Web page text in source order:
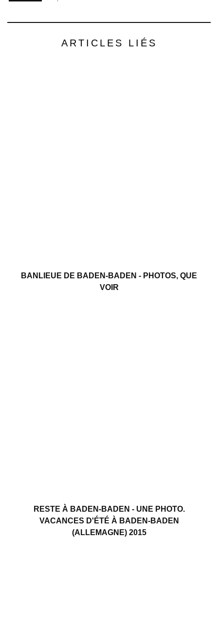
ARTICLES LIÉS
BANLIEUE DE BADEN-BADEN - PHOTOS, QUE
VOIR
RESTE À BADEN-BADEN - UNE PHOTO.
VACANCES D'ÉTÉ À BADEN-BADEN
(ALLEMAGNE) 2015